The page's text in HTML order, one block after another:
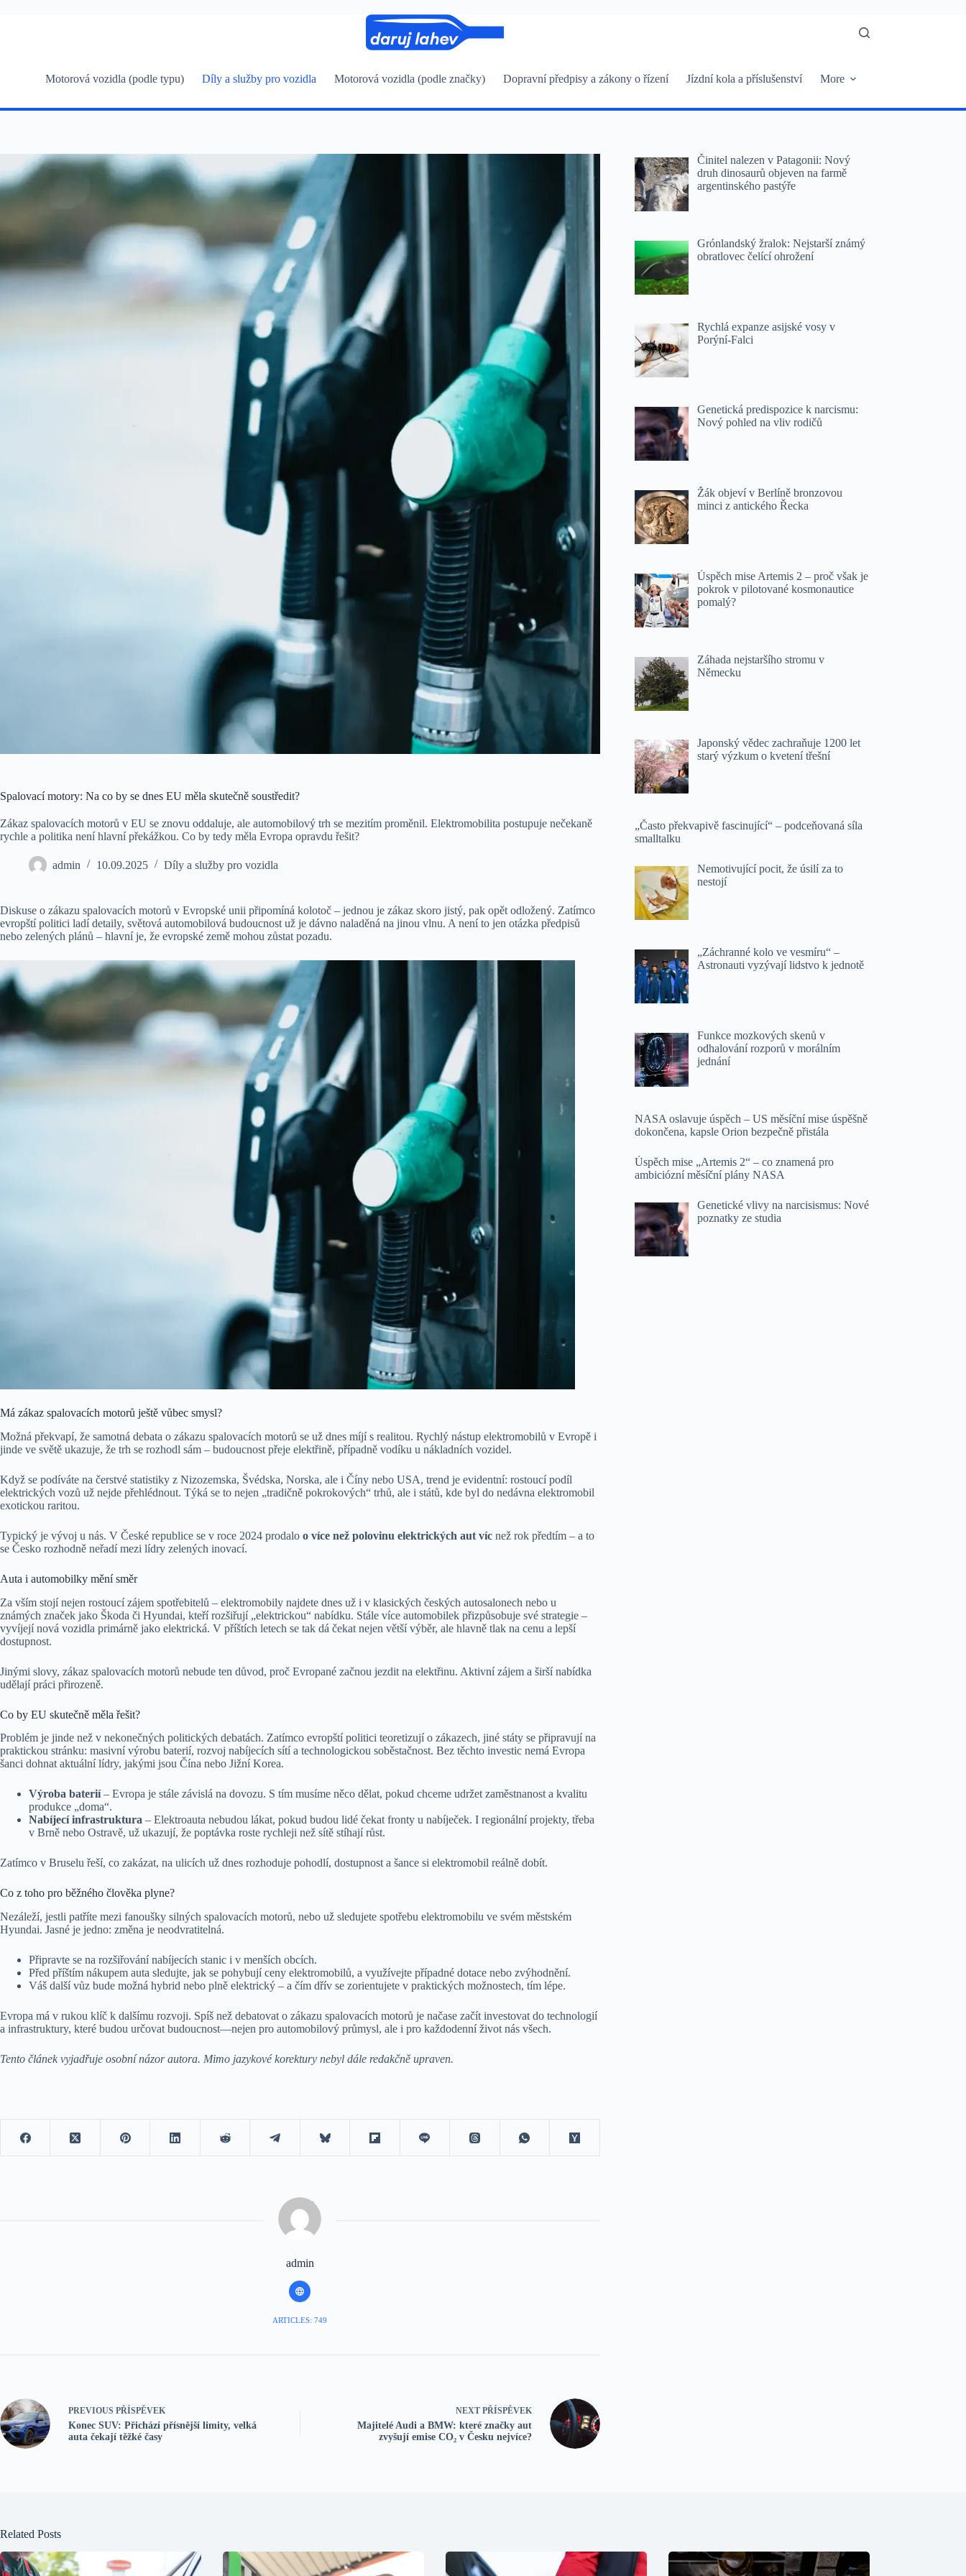
Motorová vozidla (podle typu) Díly a služby pro vozidla Motorová vozidla (podle značky) Dopravní předpisy a zákony o řízení Jízdní kola a příslušenství More
Spalovací motory: Na co by se dnes EU měla skutečně soustředit?
Zákaz spalovacích motorů v EU se znovu oddaluje, ale automobilový trh se mezitím proměnil. Elektromobilita postupuje nečekaně
rychle a politika není hlavní překážkou. Co by tedy měla Evropa opravdu řešit?
admin 10.09.2025 Díly a služby pro vozidla
Diskuse o zákazu spalovacích motorů v Evropské unii připomíná kolotoč – jednou je zákaz skoro jistý, pak opět odložený. Zatímco
evropští politici ladí detaily, světová automobilová budoucnost už je dávno naladěná na jinou vlnu. A není to jen otázka předpisů
nebo zelených plánů – hlavní je, že evropské země mohou zůstat pozadu.
Má zákaz spalovacích motorů ještě vůbec smysl?
Možná překvapí, že samotná debata o zákazu spalovacích motorů se už dnes míjí s realitou. Rychlý nástup elektromobilů v Evropě i
jinde ve světě ukazuje, že trh se rozhodl sám – budoucnost přeje elektřině, případně vodíku u nákladních vozidel.
Když se podíváte na čerstvé statistiky z Nizozemska, Švédska, Norska, ale i Číny nebo USA, trend je evidentní: rostoucí podíl
elektrických vozů už nejde přehlédnout. Týká se to nejen „tradičně pokrokových“ trhů, ale i států, kde byl do nedávna elektromobil
exotickou raritou.
Typický je vývoj u nás. V České republice se v roce 2024 prodalo o více než polovinu elektrických aut víc než rok předtím – a to
se Česko rozhodně neřadí mezi lídry zelených inovací.
Auta i automobilky mění směr
Za vším stojí nejen rostoucí zájem spotřebitelů – elektromobily najdete dnes už i v klasických českých autosalonech nebo u
známých značek jako Škoda či Hyundai, kteří rozšiřují „elektrickou“ nabídku. Stále více automobilek přizpůsobuje své strategie –
vyvíjejí nová vozidla primárně jako elektrická. V příštích letech se tak dá čekat nejen větší výběr, ale hlavně tlak na cenu a lepší
dostupnost.
Jinými slovy, zákaz spalovacích motorů nebude ten důvod, proč Evropané začnou jezdit na elektřinu. Aktivní zájem a širší nabídka
udělají práci přirozeně.
Co by EU skutečně měla řešit?
Problém je jinde než v nekonečných politických debatách. Zatímco evropští politici teoretizují o zákazech, jiné státy se připravují na
praktickou stránku: masivní výrobu baterií, rozvoj nabíjecích sítí a technologickou soběstačnost. Bez těchto investic nemá Evropa
šanci dohnat aktuální lídry, jakými jsou Čína nebo Jižní Korea.
Výroba baterií– Evropa je stále závislá na dovozu. S tím musíme něco dělat, pokud chceme udržet zaměstnanost a kvalitu
produkce „doma“.
Nabíjecí infrastruktura – Elektroauta nebudou lákat, pokud budou lidé čekat fronty u nabíječek. I regionální projekty, třeba
v Brně nebo Ostravě, už ukazují, že poptávka roste rychleji než sítě stíhají růst.
Zatímco v Bruselu řeší, co zakázat, na ulicích už dnes rozhoduje pohodlí, dostupnost a šance si elektromobil reálně dobít.
Co z toho pro běžného člověka plyne?
Nezáleží, jestli patříte mezi fanoušky silných spalovacích motorů, nebo už sledujete spotřebu elektromobilu ve svém městském
Hyundai. Jasné je jedno: změna je neodvratitelná.
Připravte se na rozšiřování nabíjecích stanic i v menších obcích.
Před příštím nákupem auta sledujte, jak se pohybují ceny elektromobilů, a využívejte případné dotace nebo zvýhodnění.
Váš další vůz bude možná hybrid nebo plně elektrický – a čím dřív se zorientujete v praktických možnostech, tím lépe.
Evropa má v rukou klíč k dalšímu rozvoji. Spíš než debatovat o zákazu spalovacích motorů je načase začít investovat do technologií
a infrastruktury, které budou určovat budoucnost—nejen pro automobilový průmysl, ale i pro každodenní život nás všech.
Tento článek vyjadřuje osobní názor autora. Mimo jazykové korektury nebyl dále redakčně upraven.
admin
ARTICLES: 749
PREVIOUS PŘÍSPĚVEK
Konec SUV: Přichází přísnější limity, velká
auta čekají těžké časy
NEXT PŘÍSPĚVEK
Majitelé Audi a BMW: které značky aut
zvyšují emise CO₂ v Česku nejvíce?
Činitel nalezen v Patagonii: Nový
druh dinosaurů objeven na farmě
argentinského pastýře
Grónlandský žralok: Nejstarší známý
obratlovec čelící ohrožení
Rychlá expanze asijské vosy v
Porýní-Falci
Genetická predispozice k narcismu:
Nový pohled na vliv rodičů
Žák objeví v Berlíně bronzovou
minci z antického Řecka
Úspěch mise Artemis 2 – proč však je
pokrok v pilotované kosmonautice
pomalý?
Záhada nejstaršího stromu v
Německu
Japonský vědec zachraňuje 1200 let
starý výzkum o kvetení třešní
„Často překvapivě fascinující“ – podceňovaná síla
smalltalku
Nemotivující pocit, že úsilí za to
nestojí
„Záchranné kolo ve vesmíru“ –
Astronauti vyzývají lidstvo k jednotě
Funkce mozkových skenů v
odhalování rozporů v morálním
jednání
NASA oslavuje úspěch – US měsíční mise úspěšně
dokončena, kapsle Orion bezpečně přistála
Úspěch mise „Artemis 2“ – co znamená pro
ambiciózní měsíční plány NASA
Genetické vlivy na narcisismus: Nové
poznatky ze studia
Related Posts